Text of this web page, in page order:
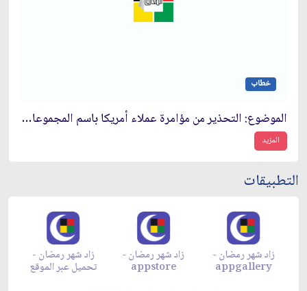
خطاب
الموضوع: التحذير من مؤامرة عملاء أمريكا باسم المجموعات اليسارية
المزيد
التطبيقات
زاد شهر رمضان -
تحميل عبر الموقع
زاد شهر رمضان -
appstore
زاد شهر رمضان -
appgallery